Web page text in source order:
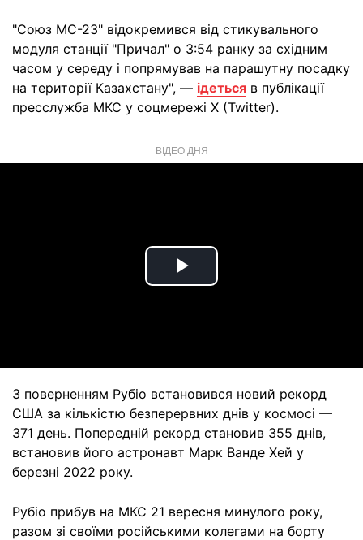
"Союз МС-23" відокремився від стикувального
модуля станції "Причал" о 3:54 ранку за східним
часом у середу і попрямував на парашутну посадку
на території Казахстану", — ідеться в публікації
пресслужба МКС у соцмережі X (Twitter).
ВІДЕО ДНЯ
Play
З поверненням Рубіо встановився новий рекорд
США за кількістю безперервних днів у космосі —
371 день. Попередній рекорд становив 355 днів,
встановив його астронавт Марк Ванде Хей у
березні 2022 року.
Рубіо прибув на МКС 21 вересня минулого року,
разом зі своїми російськими колегами на борту